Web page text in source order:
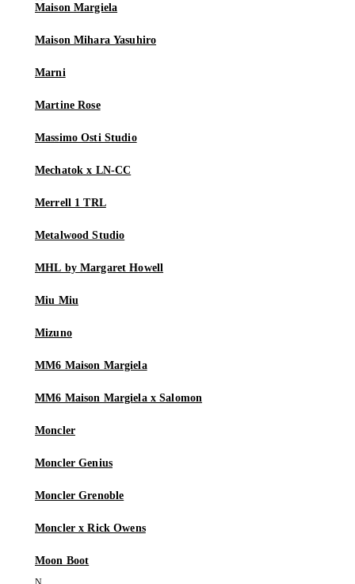
Maison Margiela
Maison Mihara Yasuhiro
Marni
Martine Rose
Massimo Osti Studio
Mechatok x LN-CC
Merrell 1 TRL
Metalwood Studio
MHL by Margaret Howell
Miu Miu
Mizuno
MM6 Maison Margiela
MM6 Maison Margiela x Salomon
Moncler
Moncler Genius
Moncler Grenoble
Moncler x Rick Owens
Moon Boot